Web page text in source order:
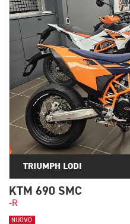
KTM 690 SMC
-R
NUOVO